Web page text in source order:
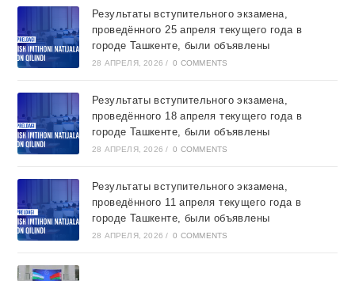
Результаты вступительного экзамена,
проведённого 25 апреля текущего года в
городе Ташкентe, были объявлены
28 АПРЕЛЯ, 2026 / 0 COMMENTS
Результаты вступительного экзамена,
проведённого 18 апреля текущего года в
городе Ташкентe, были объявлены
28 АПРЕЛЯ, 2026 / 0 COMMENTS
Результаты вступительного экзамена,
проведённого 11 апреля текущего года в
городе Ташкентe, были объявлены
28 АПРЕЛЯ, 2026 / 0 COMMENTS